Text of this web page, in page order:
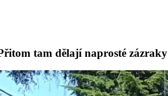
tam dělají naprosté zázraky